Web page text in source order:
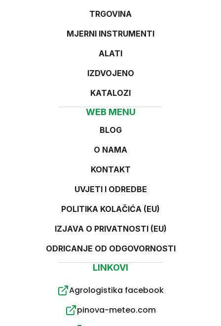
LINKOVI
Agrologistika facebook
pinova-meteo.com
TRGOVINA
MJERNI INSTRUMENTI
ALATI
IZDVOJENO
KATALOZI
WEB MENU
BLOG
O NAMA
KONTAKT
UVJETI I ODREDBE
POLITIKA KOLAČIĆA (EU)
IZJAVA O PRIVATNOSTI (EU)
ODRICANJE OD ODGOVORNOSTI